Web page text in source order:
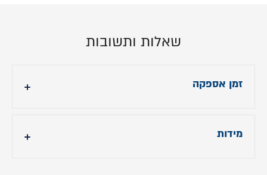
שאלות ותשובות
זמן אספקה
הובלה והרכבה: 299 ש"ח
מידות